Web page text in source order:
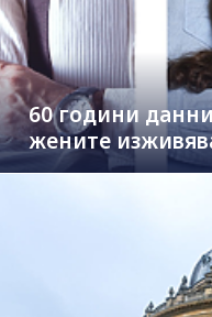
60 години
жените